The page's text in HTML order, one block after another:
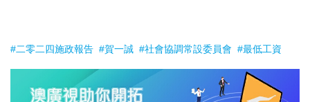
#二零二四施政報告 #賀一誠 #社會協調常設委員會 #最低工資